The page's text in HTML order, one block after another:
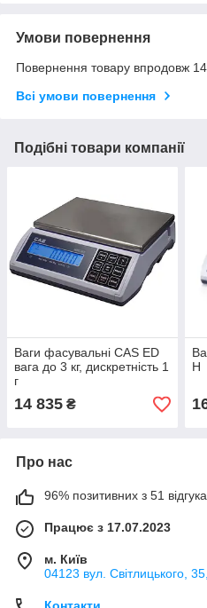
Умови повернення
Повернення товару впродовж
Всі умови повернення
Подібні товари компанії
Ваги фасувальні CAS ED
вага до 3 кг, дискретність 1
г
14 835 ₴
Н
Про нас
96% позитивних з 51 відгука
Працює з 17.07.2023
м. Київ
04123 вул. Світлицького,